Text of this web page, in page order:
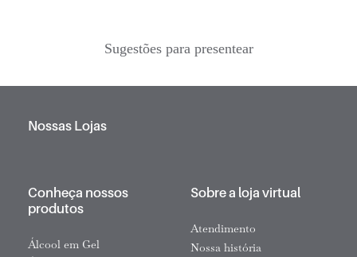
Sugestões para presentear
Nossas Lojas
Conheça nossos
produtos
Álcool em Gel
Sobre a loja virtual
Atendimento
Nossa história